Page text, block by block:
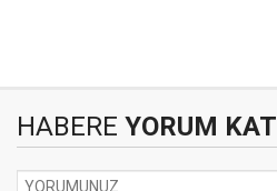
HABERE YORUM KAT